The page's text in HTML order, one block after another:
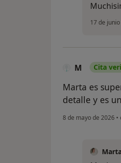
17 de
M Cita
Marta es
detalle y es
8 de mayo de 2026 •